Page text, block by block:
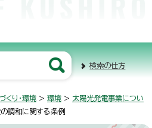
検索の仕方
くり・環境 > 環境 > 太陽光発電事業につい
調和に関する条例